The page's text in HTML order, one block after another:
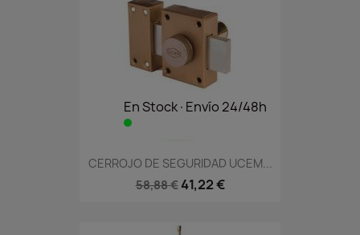
En Stock·Envío 24/48h
CERROJO DE SEGURIDAD UCEM...
58,88 € 41,22 €